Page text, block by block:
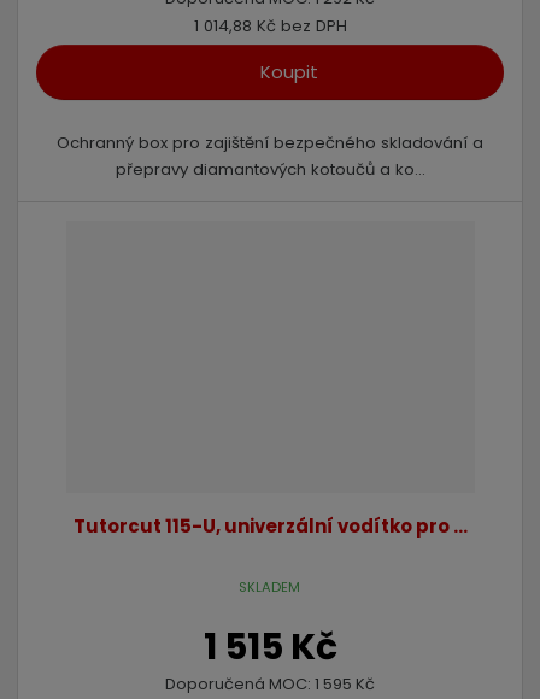
1 014,88 Kč bez DPH
Koupit
Ochranný box pro zajištění bezpečného skladování a
přepravy diamantových kotoučů a ko...
Tutorcut 115-U, univerzální vodítko pro ...
1 515 Kč
Doporučená MOC: 1 595 Kč
SKLADEM